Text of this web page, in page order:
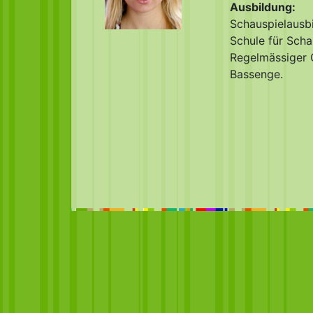
Ausbildung:
Schule für
Regelmässiger
Bassenge.